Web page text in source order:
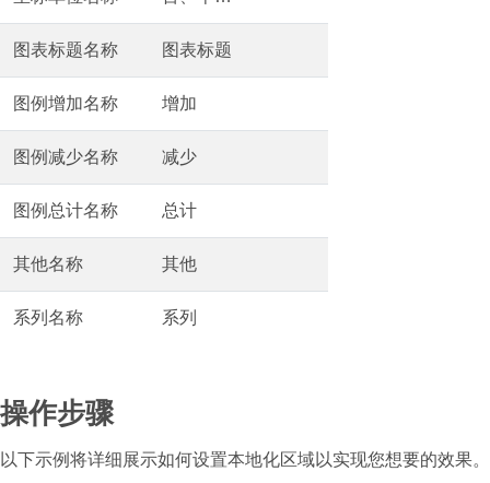
图表标题名称 图表标题
图例增加名称 增加
图例减少名称 减少
图例总计名称 总计
其他名称 其他
系列名称 系列
操作步骤
以下示例将详细展示如何设置本地化区域以实现您想要的效果。